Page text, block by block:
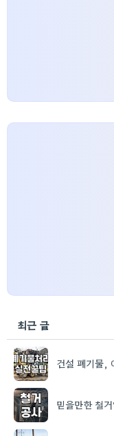
최근 글
건설 폐기물,
믿을만한 철